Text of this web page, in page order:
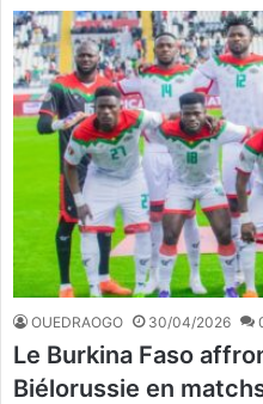
OUEDRAOGO 30/04/2026
Le Burkina Faso
Biélorussie en